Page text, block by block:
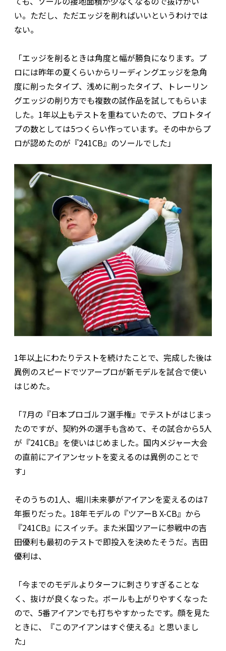
い。ただし、ただエッジを削ればいいというわけでは
ない。
「エッジを削るときは角度と幅が勝負になります。プ
ロには昨年の夏くらいからリーディングエッジを急角
度に削ったタイプ、浅めに削ったタイプ、トレーリン
グエッジの削り方でも複数の試作品を試してもらいま
した。1年以上もテストを重ねていたので、プロトタイ
プの数としては5つくらい作っています。その中からプ
ロが認めたのが『241CB』のソールでした」
1年以上にわたりテストを続けたことで、完成した後は
異例のスピードでツアープロが新モデルを試合で使い
はじめた。
「7月の『日本プロゴルフ選手権』でテストがはじまっ
たのですが、契約外の選手も含めて、その試合から5人
が『241CB』を使いはじめました。国内メジャー大会
の直前にアイアンセットを変えるのは異例のことで
す」
そのうちの1人、堀川未来夢がアイアンを変えるのは7
年振りだった。18年モデルの『ツアーB X-CB』から
『241CB』にスイッチ。また米国ツアーに参戦中の吉
田優利も最初のテストで即投入を決めたそうだ。吉田
優利は、
「今までのモデルよりターフに刺さりすぎることな
く、抜けが良くなった。ボールも上がりやすくなった
ので、5番アイアンでも打ちやすかったです。顔を見た
ときに、『このアイアンはすぐ使える』と思いまし
た」